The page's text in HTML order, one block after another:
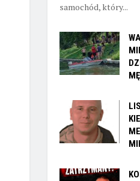
samochód, który...